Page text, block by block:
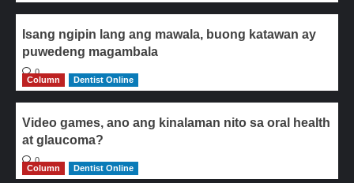
Isang ngipin lang ang mawala, buong katawan ay
puwedeng magambala
0
Column
Dentist Online
Video games, ano ang kinalaman nito sa oral health
at glaucoma?
0
Column
Dentist Online